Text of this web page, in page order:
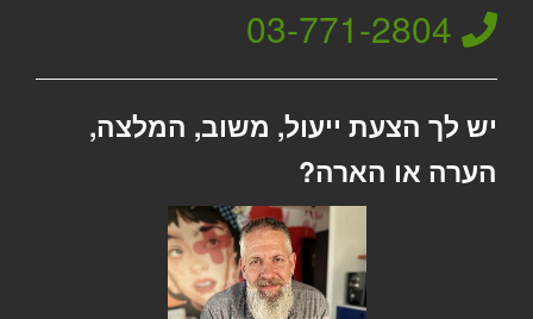
03-771-2804
יש לך הצעת ייעול, משוב, המלצה,
הערה או הארה?